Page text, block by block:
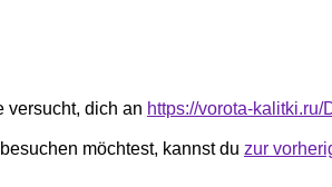
versucht, dich an https://vorota-
möchtest, kannst du zur